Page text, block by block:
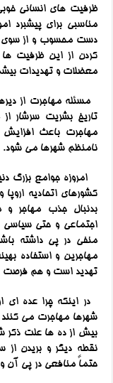
ظرفیت های انسانی
مناسبی برای پیشبرد
دست محسوب و از سوی
کردن از این ظرفیت
معضلات و تهدیدات
مسئله مهاجرت از
تاریخ بشریت سرشار
مهاجرت باعث
نامنظم شهرها می شود.
امروزه جوامع بزرگ
کشورهای اتحادیه
بدنبال جذب مهاجر و
اجتماعی و حتی سیاسی
منفی در پی داشته
مهاجرین و استفاده
تهدید است و هم فرصت
در اینکه چرا عده ای
شهرها مهاجرت می
بیش از ده ها علت ذکر
نقطه دیگر و بریدن از
حتماً منافعی در پی آن